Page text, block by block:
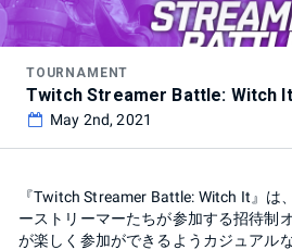
TOURNAMENT
Twitch Streamer Battle: Witch It
May 2nd, 2021
『Twitch Streamer Battle: Witch It』は
ーストリーマーたちが参加する招待制
が楽しく参加ができるようカジュアル